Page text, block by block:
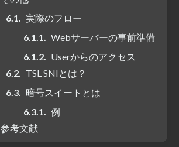
実際のフロー
Webサーバーの事前準備
Userからのアクセス
TSL SNIとは？
暗号スイートとは
例
参考文献